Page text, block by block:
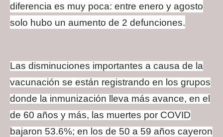
diferencia es muy poca: entre enero y agosto
solo hubo un aumento de 2 defunciones.
Las disminuciones importantes a causa de la
vacunación se están registrando en los grupos
donde la inmunización lleva más avance, en el
de 60 años y más, las muertes por COVID
bajaron 53.6%; en los de 50 a 59 años cayeron